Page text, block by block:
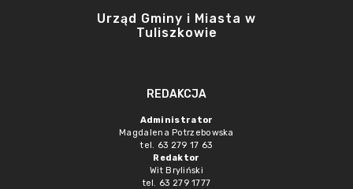
Urząd Gminy i Miasta w
Tuliszkowie
REDAKCJA
Administrator
Magdalena Potrzebowska
tel. 63 279 17 63
Redaktor
Wit Bryliński
tel. 63 279 1777